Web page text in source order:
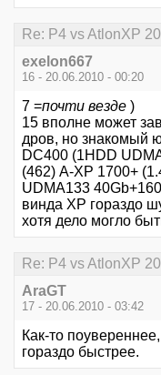
Re: P4 vs AtlonXP
exelon667
16 - 20.06.2010 - 00:20
7 =почти везде )
15 вполне может
дров, но знакомый
DC400 (1HDD
(462) А-ХР 1700+
UDMA133
винда ХР гораздо
хотя дело могло
Re: P4 vs AtlonXP
AraGT
17 - 20.06.2010 - 03:42
Как-то
гораздо быстрее.